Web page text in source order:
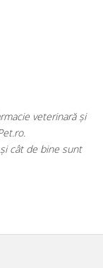
veterinară și
de bine sunt